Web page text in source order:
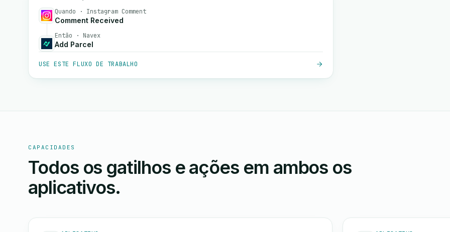
Quando · Instagram Comment
Comment Received
Então · Navex
Add Parcel
USE ESTE FLUXO DE TRABALHO
CAPACIDADES
Todos os gatilhos e ações em ambos os
aplicativos.